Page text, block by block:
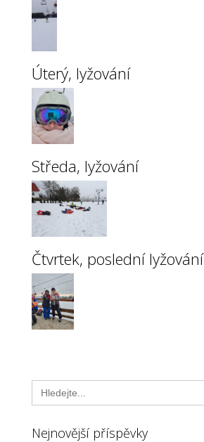
Úterý, lyžování
Středa, lyžování
Čtvrtek, poslední lyžování
Search
for:
Nejnovější příspěvky